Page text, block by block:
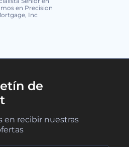
de
en recibir nuestras